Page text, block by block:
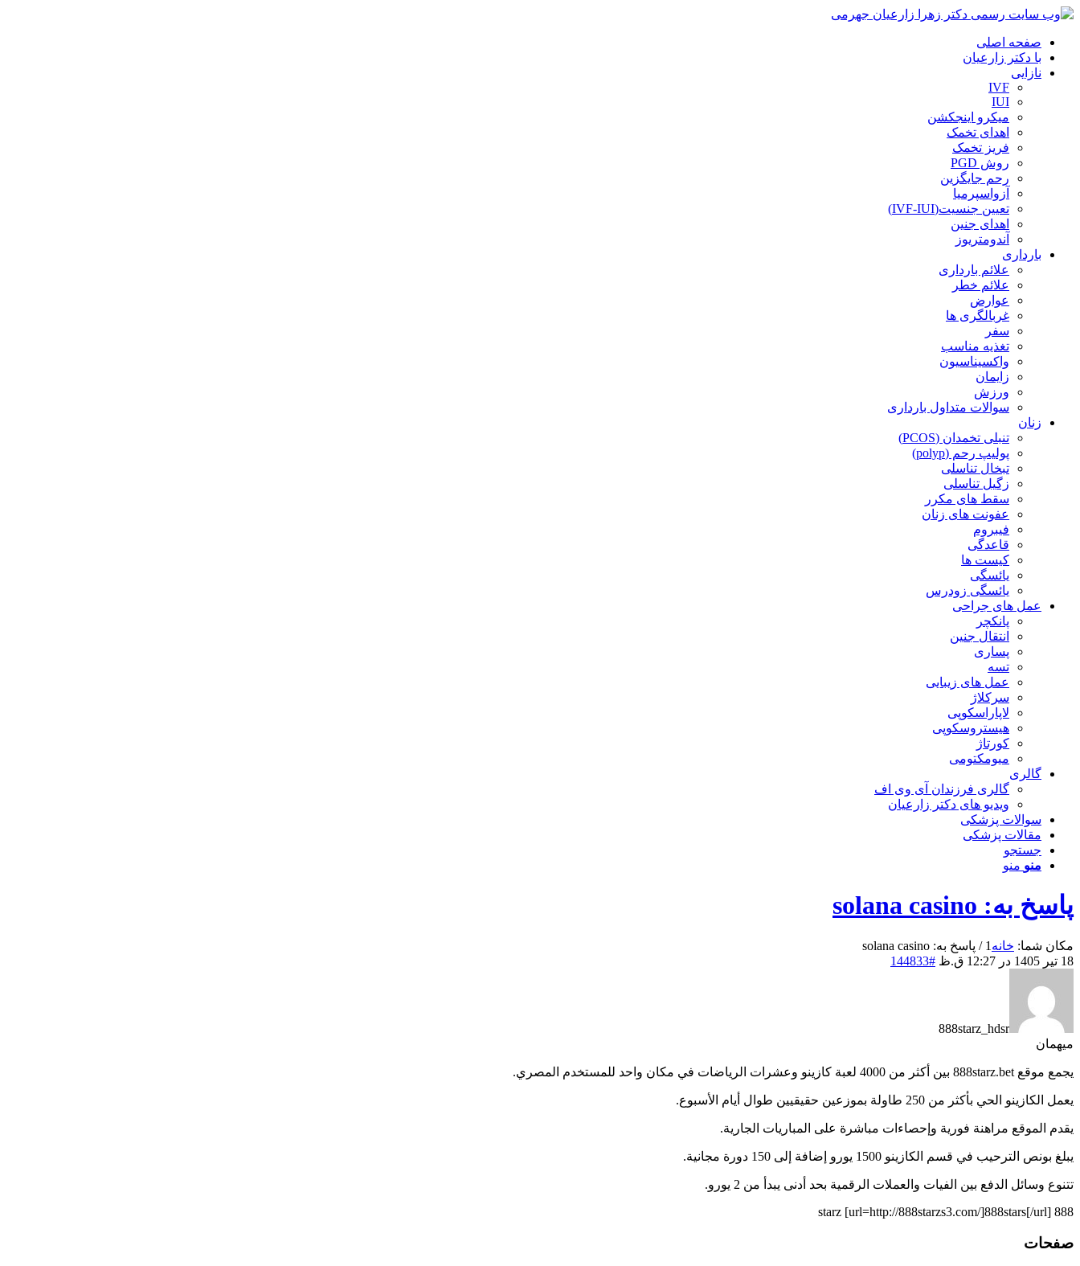
صفحه اصلی
با دکتر زارعیان
نازایی
IVF
IUI
میکرو اینجکشن
اهدای تخمک
فریز تخمک
روش PGD
رحم جایگزین
آزواسپرمیا
تعیین جنسیت(IVF-IUI)
اهدای جنین
آندومتریوز
بارداری
علائم بارداری
علائم خطر
عوارض
غربالگری ها
سفر
تغذیه مناسب
واکسیناسیون
زایمان
ورزش
سوالات متداول بارداری
زنان
تنبلی تخمدان (PCOS)
پولیپ رحم (polyp)
تبخال تناسلی
زگیل تناسلی
سقط های مکرر
عفونت های زنان
فیبروم
قاعدگی
کیست ها
یائسگی
یائسگی زودرس
عمل های جراحی
پانکچر
انتقال جنین
پساری
تسه
عمل های زیبایی
سرکلاژ
لاپاراسکوپی
هیستروسکوپی
کورتاژ
میومکتومی
گالری
گالری فرزندان آی وی اف
ویدیو های دکتر زارعیان
سوالات پزشکی
مقالات پزشکی
جستجو
منو منو
پاسخ به: solana casino
مکان شما: خانه 1
/ پاسخ به: solana casino
18 تیر 1405 در 12:27 ق.ظ
#144833
888starz_hdsr
میهمان
يجمع موقع 888starz.bet بين أكثر من 4000 لعبة كازينو وعشرات الرياضات في مكان واحد للمستخدم المصري.
يعمل الكازينو الحي بأكثر من 250 طاولة بموزعين حقيقيين طوال أيام الأسبوع.
يقدم الموقع مراهنة فورية وإحصاءات مباشرة على المباريات الجارية.
يبلغ بونص الترحيب في قسم الكازينو 1500 يورو إضافة إلى 150 دورة مجانية.
تتنوع وسائل الدفع بين الفيات والعملات الرقمية بحد أدنى يبدأ من 2 يورو.
888 starz [url=http://888starzs3.com/]888stars[/url]
صفحات